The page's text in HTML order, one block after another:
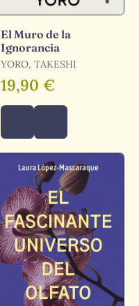
El Muro de la
Ignorancia
YORO, TAKESHI
19,90 €